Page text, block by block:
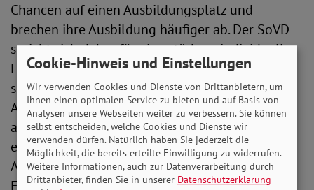
Chancen auf einen Ausbildungsplatz und
brechen ihre Ausbildung häufiger ab. Der SoVD
spricht sich daher für eine stärkere individuelle
Förderung, eine bessere Berufsorientierung
sowie existenzsichernde
Ausbildungsvergütungen aus. „Eine
abgeschlossene Ausbildung ist ein
entscheidender Schutz vor Arbeitslosigkeit und
Armut. Sie muss für alle erreichbar sein“, so
Engelmeier.
Cookie-Hinweis und Einstellungen
Wir verwenden Cookies und Dienste von Drittanbietern, um
Ihnen einen optimalen Service zu bieten und auf Basis von
Analysen unsere Webseiten weiter zu verbessern. Sie können
selbst entscheiden, welche Cookies und Dienste wir
verwenden dürfen. Natürlich haben Sie jederzeit die
Möglichkeit, die bereits erteilte Einwilligung zu widerrufen.
Weitere Informationen, auch zur Datenverarbeitung durch
Drittanbieter, finden Sie in unserer Datenschutzerklärung